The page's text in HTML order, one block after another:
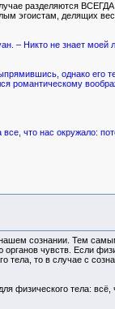
разделяются
эгоистам, делящих
– Никто не знает
однако его
романтическому
что нас окружало:
сознании. Тем
чувств. Если
тела, то в случае с
физического тела: